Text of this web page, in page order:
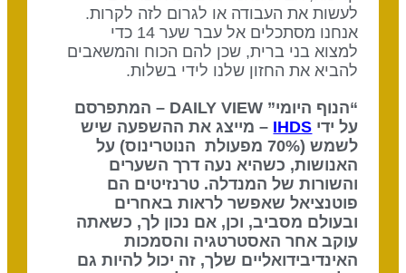
לעשות את העבודה או לגרום לזה לקרות.
אנחנו מסתכלים אל עבר שער 14 כדי
למצוא בני ברית, שכן להם הכוח והמשאבים
להביא את החזון שלנו לידי בשלות.
“הנוף היומי” DAILY VIEW – המתפרסם
על ידיIHDS – מייצג את ההשפעה שיש
לשמש (70% מפעולת הנוטרינוס) על
האנושות, כשהיא נעה דרך השערים
והשורות של המנדלה. טרנזיטים הם
פוטנציאל שאפשר לראות באחרים
ובעולם מסביב, וכן, אם נכון לך, כשאתה
עוקב אחר האסטרטגיה והסמכות
האינדיבידואליים שלך, זה יכול להיות גם